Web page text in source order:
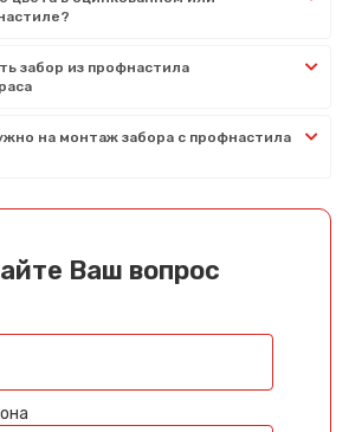
забор из профнастила
на монтаж забора с профнастила
Ваш вопрос